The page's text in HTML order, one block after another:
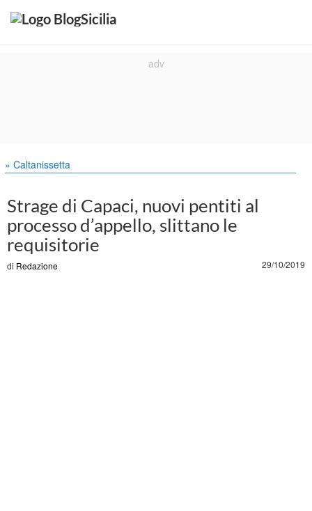
» Caltanissetta
Strage di Capaci, nuovi pentiti al
processo d’appello, slittano le
requisitorie
di Redazione 29/10/2019